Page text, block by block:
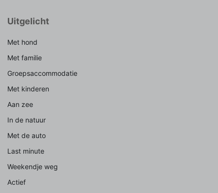
Uitgelicht
Met hond
Met familie
Groepsaccommodatie
Met kinderen
Aan zee
In de natuur
Met de auto
Last minute
Weekendje weg
Actief